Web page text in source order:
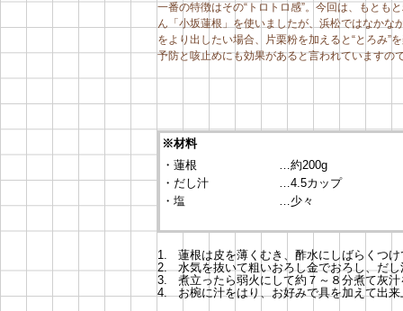
一番の特徴はその“トロトロ感”。今回は、もとも
ん「小坂蓮根」を使いましたが、浜松ではなかな
をより出したい場合、片栗粉を加えると“とろみ”
予防と咳止めにも効果があると言われていますの
※材料
・蓮根
・だし汁
・塩
…約200g
…4.5カップ
…少々
1.
蓮根は皮を薄くむき、酢水にしばらくつ
2.
水気を抜いて粗いおろし金でおろし、だ
3.
煮立ったら弱火にして約７～８分煮て灰
4.
お椀に汁をはり、お好みで具を加えて出